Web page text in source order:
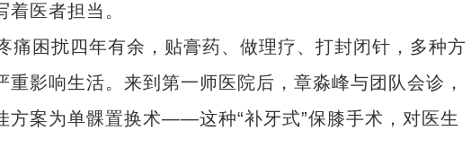
医者担当。
困扰四年有余，贴膏药、做理疗、打封闭针，多种方
影响生活。来到第一师医院后，章淼峰与团队会诊，
方案为单髁置换术——这种“补牙式”保膝手术，对医生